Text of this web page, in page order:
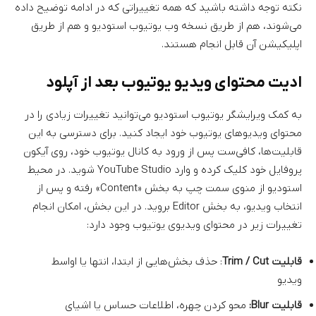
نکته توجه داشته باشید که همه تغییراتی که در ادامه توضیح داده
می‌شوند، هم از طریق نسخه وب یوتیوب استودیو و هم از طریق
اپلیکیشن آن قابل انجام هستند.
ادیت محتوای ویدیو یوتیوب بعد از آپلود
به کمک ویرایشگر یوتیوب استودیو می‌توانید تغییرات زیادی را در
محتوای ویدیوهای یوتیوب خود ایجاد کنید. برای دسترسی به این
قابلیت‌ها، کافی‌ست پس از ورود به کانال یوتیوب خود، روی آیکون
پروفایل خود کلیک کرده و وارد YouTube Studio شوید. در محیط
استودیو از منوی سمت چپ به بخش «Content» رفته و پس از
انتخاب ویدیو، به بخش Editor بروید. در این بخش، امکان انجام
تغییرات زیر در محتوای ویدیوی یوتیوب وجود دارد:
قابلیت Trim / Cut
: حذف بخش‌هایی از ابتدا، انتها یا اواسط
ویدیو
قابلیت Blur:
محو کردن چهره، اطلاعات حساس یا اشیای